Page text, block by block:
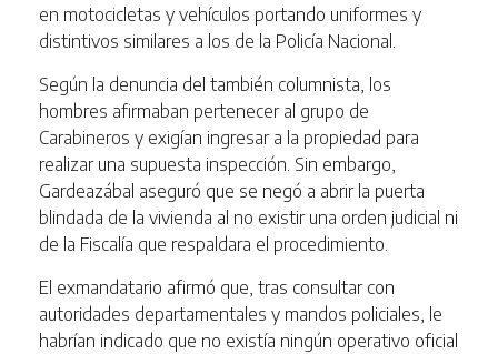
en motocicletas y vehículos portando uniformes y
distintivos similares a los de la Policía Nacional.
Según la denuncia del también columnista, los
hombres afirmaban pertenecer al grupo de
Carabineros y exigían ingresar a la propiedad para
realizar una supuesta inspección. Sin embargo,
Gardeazábal aseguró que se negó a abrir la puerta
blindada de la vivienda al no existir una orden judicial ni
de la Fiscalía que respaldara el procedimiento.
El exmandatario afirmó que, tras consultar con
autoridades departamentales y mandos policiales, le
habrían indicado que no existía ningún operativo oficial